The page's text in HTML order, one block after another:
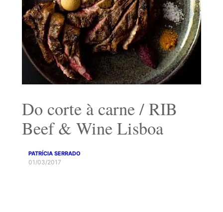
Do corte à carne / RIB
Beef & Wine Lisboa
PATRÍCIA SERRADO
01/03/2017